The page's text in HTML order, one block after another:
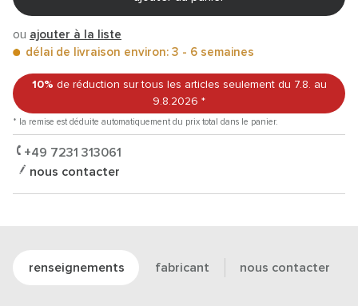
ou ajouter à la liste
délai de livraison environ: 3 - 6 semaines
10% de réduction sur tous les articles seulement du 7.8. au
9.8.2026 *
* la remise est déduite automatiquement du prix total dans le panier.
+49 7231 313061
nous contacter
renseignements fabricant nous contacter